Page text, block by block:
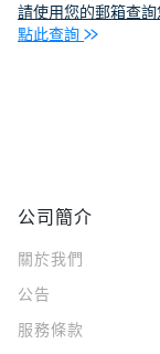
請使用您的郵箱查
點此查詢
公司簡介
關於我們
公告
服務條款